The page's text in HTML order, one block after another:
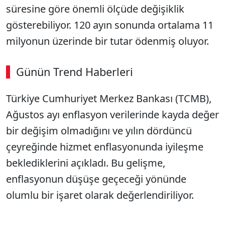
süresine göre önemli ölçüde değişiklik
gösterebiliyor. 120 ayın sonunda ortalama 11
milyonun üzerinde bir tutar ödenmiş oluyor.
Günün Trend Haberleri
Türkiye Cumhuriyet Merkez Bankası (TCMB),
Ağustos ayı enflasyon verilerinde kayda değer
bir değişim olmadığını ve yılın dördüncü
çeyreğinde hizmet enflasyonunda iyileşme
beklediklerini açıkladı. Bu gelişme,
enflasyonun düşüşe geçeceği yönünde
olumlu bir işaret olarak değerlendiriliyor.